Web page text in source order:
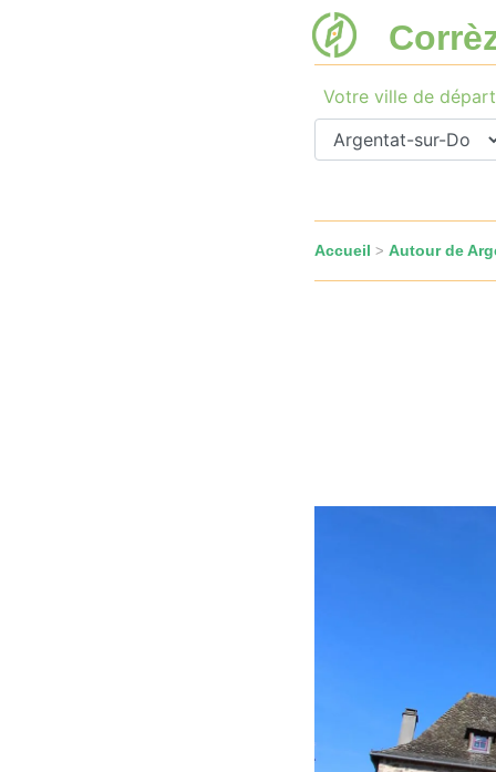
Votre ville de départ
Accueil > Autour de